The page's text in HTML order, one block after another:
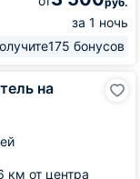
за 1 ночь
175 бонусов
на
км от центра